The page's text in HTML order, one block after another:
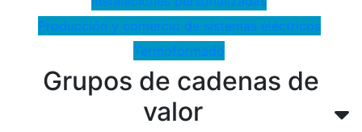
Grupos de cadenas de
valor
Producción y comercio de sistemas eléctricos
Termoformado